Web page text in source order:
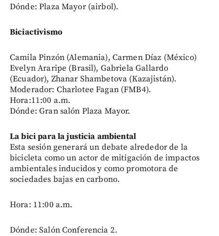
Dónde: Plaza Mayor (airbol).
Biciactivismo
Camila Pinzón (Alemania), Carmen Díaz (México)
Evelyn Araripe (Brasil), Gabriela Gallardo
(Ecuador), Zhanar Shambetova (Kazajistán).
Moderador: Charlotee Fagan (FMB4).
Hora:11:00 a.m.
Dónde: Gran salón Plaza Mayor.
La bici para la justicia ambiental
Esta sesión generará un debate alrededor de la
bicicleta como un actor de mitigación de impactos
ambientales inducidos y como promotora de
sociedades bajas en carbono.
Hora: 11:00 a.m.
Dónde: Salón Conferencia 2.